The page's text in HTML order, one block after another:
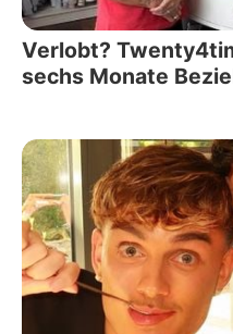
Verlobt?
sechs Monate